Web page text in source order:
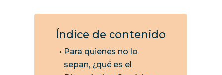
Índice de contenido
Para quienes no lo
sepan, ¿qué es el